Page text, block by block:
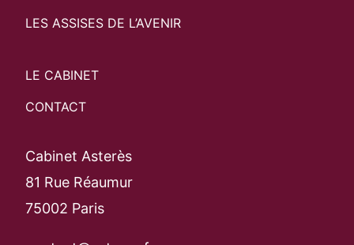
LES ASSISES DE L’AVENIR
LE CABINET
CONTACT
Cabinet Asterès
81 Rue Réaumur
75002 Paris